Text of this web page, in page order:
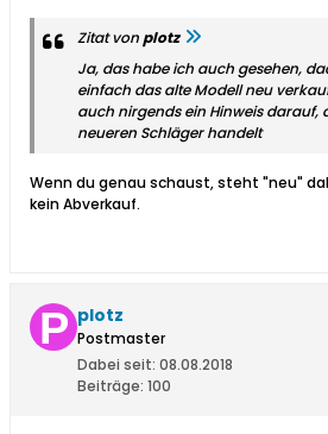
Zitat vonplotz
Ja, das habe ich auch gesehen,
einfach das alte Modell neu
auch nirgends ein Hinweis darauf,
neueren Schläger handelt
Wenn du genau schaust, steht "neu"
kein Abverkauf.
plotz
Postmaster
Dabei seit: 08.08.2018
Beiträge: 100